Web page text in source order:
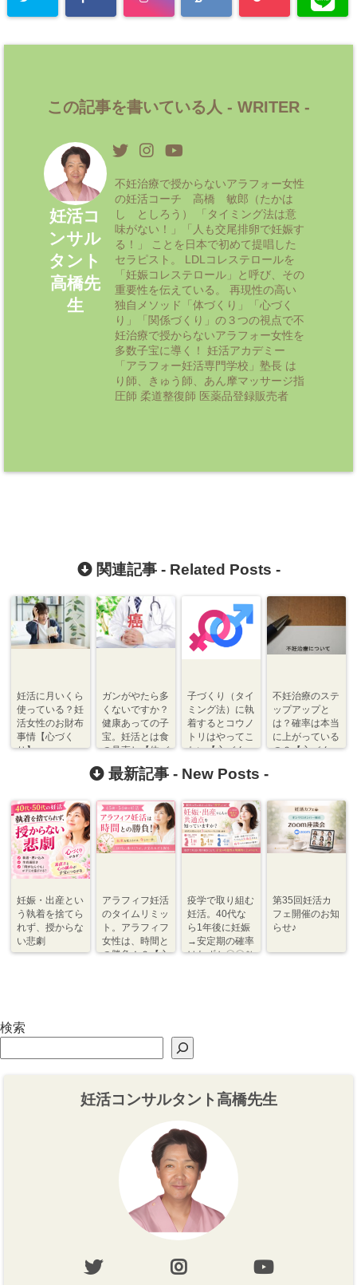
この記事を書いている人 - WRITER -
妊活コ
ンサル
タント
高橋先
生
不妊治療で授からないアラフォー女性
の妊活コーチ 高橋 敏郎（たかは
し としろう） 「タイミング法は意
味がない！」「人も交尾排卵で妊娠す
る！」 ことを日本で初めて提唱した
セラピスト。 LDLコレステロールを
「妊娠コレステロール」と呼び、その
重要性を伝えている。 再現性の高い
独自メソッド「体づくり」「心づく
り」「関係づくり」の３つの視点で不
妊治療で授からないアラフォー女性を
多数子宝に導く！ 妊活アカデミー
「アラフォー妊活専門学校」塾長 は
り師、きゅう師、あん摩マッサージ指
圧師 柔道整復師 医薬品登録販売者
関連記事 - Related Posts -
妊活に月いくら
使っている？妊
活女性のお財布
事情【心づく
り】
ガンがやたら多
くないですか？
健康あっての子
宝。妊活とは食
の見直し【体づ
くり】
子づくり（タイ
ミング法）に執
着するとコウノ
トリはやってこ
ない【心づく
不妊治療のステ
ップアップと
は？確率は本当
に上がっている
の？【心づく
最新記事 - New Posts -
妊娠・出産とい
う執着を捨てら
れず、授からな
い悲劇
アラフィフ妊活
のタイムリミッ
ト。アラフィフ
女性は、時間と
の勝負！？【心
疫学で取り組む
妊活。40代な
ら1年後に妊娠
→安定期の確率
はわずか〇〇％
第35回妊活カ
フェ開催のお知
らせ♪
検索
妊活コンサルタント高橋先生